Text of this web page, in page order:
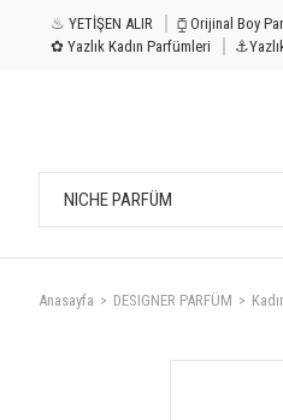
♨ YETİŞEN ALIR ⧮ Orijinal Boy
✿ Yazlık Kadın Parfümleri
NICHE PARFÜM
Anasayfa DESIGNER PARFÜM